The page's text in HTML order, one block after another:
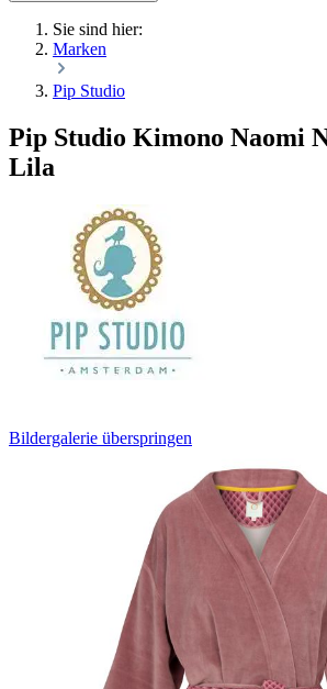
Sie sind hier:
Marken
Pip Studio
Pip Studio Kimono Naomi
Lila
Bildergalerie überspringen